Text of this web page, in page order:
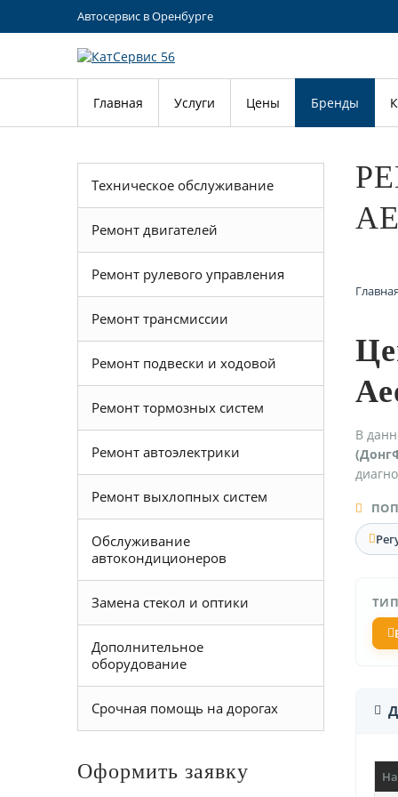
Автосервис в Оренбурге
Главная Услуги Цены Бренды
В
Техническое обслуживание
Ремонт двигателей
Ремонт рулевого управления
Ремонт трансмиссии
Ремонт подвески и ходовой
Ремонт тормозных систем
Ремонт автоэлектрики
Ремонт выхлопных систем
Обслуживание
автокондиционеров
Замена стекол и оптики
Дополнительное
оборудование
Срочная помощь на дорогах
Оформить заявку